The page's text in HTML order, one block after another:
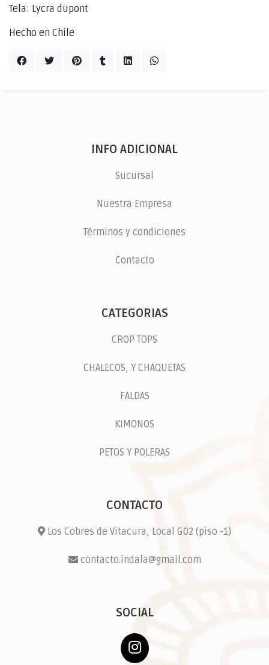
Tela: Lycra dupont
Hecho en Chile
INFO ADICIONAL
Sucursal
Nuestra Empresa
Términos y condiciones
Contacto
CATEGORIAS
CROP TOPS
CHALECOS, Y CHAQUETAS
FALDAS
KIMONOS
PETOS Y POLERAS
CONTACTO
Los Cobres de Vitacura, Local G02 (piso -1)
contacto.indala@gmail.com
SOCIAL